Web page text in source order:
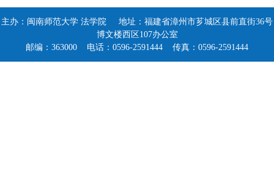
主办：闽南师范大学 法学院 地址：福建省漳州市芗城区县前直街36号
博文楼西区107办公室
邮编：363000 电话：0596-2591444 传真：0596-2591444